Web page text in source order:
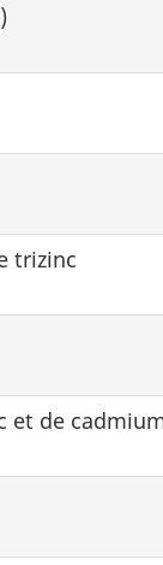
trizinc
et de